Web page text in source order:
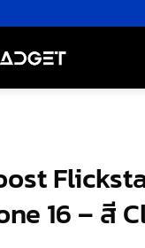
16 – สี